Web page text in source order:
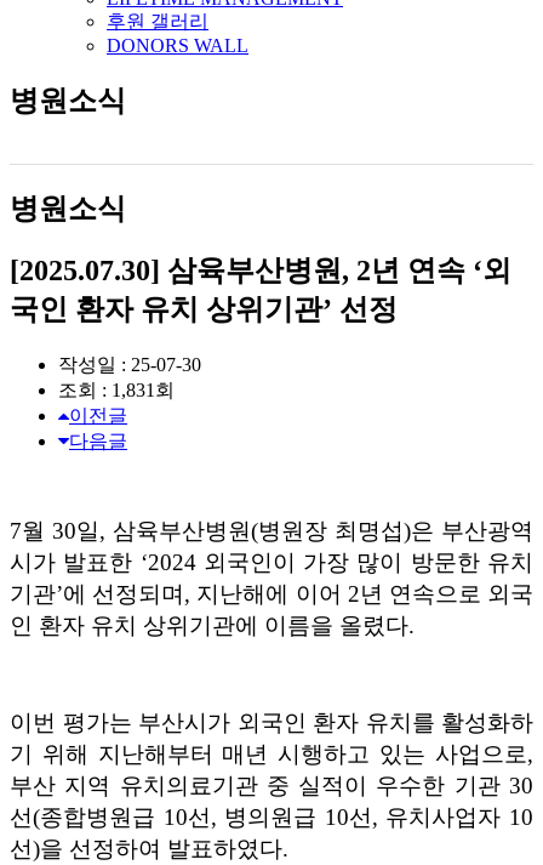
후원 갤러리
DONORS WALL
병원소식
병원소식
[2025.07.30] 삼육부산병원, 2년 연속 ‘외
국인 환자 유치 상위기관’ 선정
작성일 : 25-07-30
조회 : 1,831회
이전글
다음글
7월 30일, 삼육부산병원(병원장 최명섭)은 부산광역
시가 발표한 ‘2024 외국인이 가장 많이 방문한 유치
기관’에 선정되며 , 지난해에 이어 2년 연속으로 외국
인 환자 유치 상위기관에 이름을 올렸다.
이번 평가는 부산시가 외국인 환자 유치를 활성화하
기 위해 지난해부터 매년 시행하고 있는 사업으로,
부산 지역 유치의료기관 중 실적이 우수한 기관 30
선(종합병원급 10선, 병의원급 10선, 유치사업자 10
선)을 선정하여 발표하였다.